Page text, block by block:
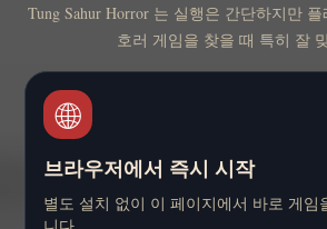
Tung Sahur Horror 는 실행은 간단하지만
호러 게임을 찾을 때 특히 잘
🌐
브라우저에서 즉시 시작
별도 설치 없이 이 페이지에서 바로 게임